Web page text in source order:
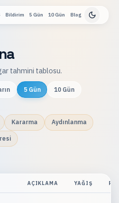
Bildirim 5 Gün 10 Gün Blog
tahmini tablosu.
5 Gün 10 Gün
Kararma Aydınlanma
AÇIKLAMA YAĞIŞ